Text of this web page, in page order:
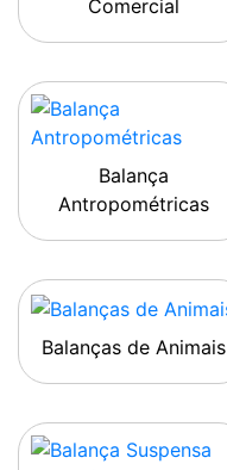
Comercial
Balança
Antropométricas
Balanças de Animais